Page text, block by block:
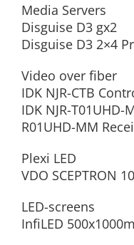
Media Servers
Disguise D3 gx2
Disguise D3 2×4
Video over fiber
IDK NJR-CTB
IDK NJR-
R01UHD-MM
Plexi LED
VDO SCEPTRON 10
LED-screens
InfiLED